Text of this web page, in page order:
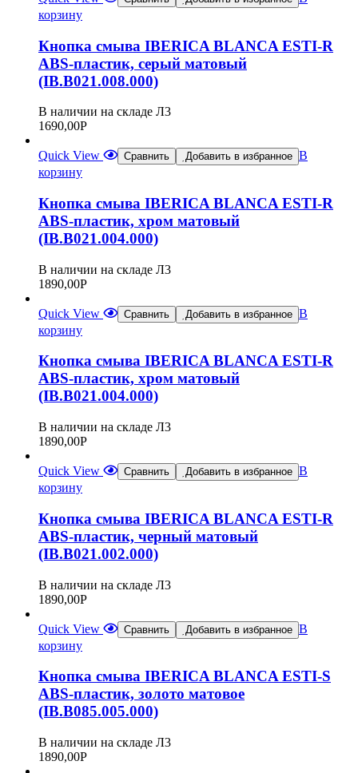
корзину
Кнопка смыва IBERICA BLANCA ESTI-R
ABS-пластик, серый матовый
(IB.B021.008.000)
В наличии на складе Л3
1690,00Р
Quick View Сравнить Добавить в избранное В
корзину
Кнопка смыва IBERICA BLANCA ESTI-R
ABS-пластик, хром матовый
(IB.B021.004.000)
В наличии на складе Л3
1890,00Р
Quick View Сравнить Добавить в избранное В
корзину
Кнопка смыва IBERICA BLANCA ESTI-R
ABS-пластик, хром матовый
(IB.B021.004.000)
В наличии на складе Л3
1890,00Р
Quick View Сравнить Добавить в избранное В
корзину
Кнопка смыва IBERICA BLANCA ESTI-R
ABS-пластик, черный матовый
(IB.B021.002.000)
В наличии на складе Л3
1890,00Р
Quick View Сравнить Добавить в избранное В
корзину
Кнопка смыва IBERICA BLANCA ESTI-S
ABS-пластик, золото матовое
(IB.B085.005.000)
В наличии на складе Л3
1890,00Р